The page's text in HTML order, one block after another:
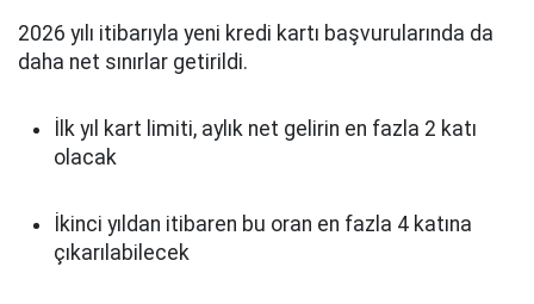
2026 yılı itibarıyla yeni kredi kartı başvurularında da
daha net sınırlar getirildi.
İlk yıl kart limiti, aylık net gelirin en fazla 2 katı
olacak
İkinci yıldan itibaren bu oran en fazla 4 katına
çıkarılabilecek